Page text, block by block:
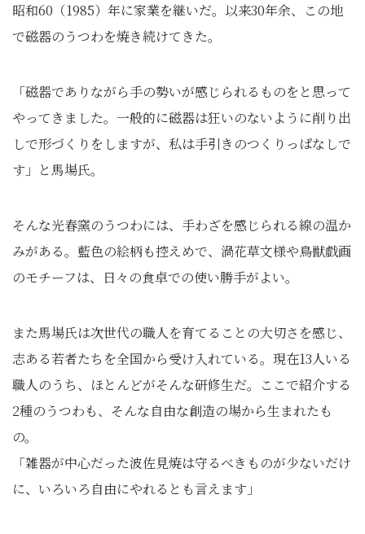
昭和60（1985）年に家業を継いだ。以来30年余、この地
で磁器のうつわを焼き続けてきた。
「磁器でありながら手の勢いが感じられるものをと思って
やってきました。一般的に磁器は狂いのないように削り出
しで形づくりをしますが、私は手引きのつくりっぱなしで
す」と馬場氏。
そんな光春窯のうつわには、手わざを感じられる線の温か
みがある。藍色の絵柄も控えめで、渦花草文様や鳥獣戯画
のモチーフは、日々の食卓での使い勝手がよい。
また馬場氏は次世代の職人を育てることの大切さを感じ、
志ある若者たちを全国から受け入れている。現在13人いる
職人のうち、ほとんどがそんな研修生だ。ここで紹介する
2種のうつわも、そんな自由な創造の場から生まれたも
の。
「雑器が中心だった波佐見焼は守るべきものが少ないだけ
に、いろいろ自由にやれるとも言えます」